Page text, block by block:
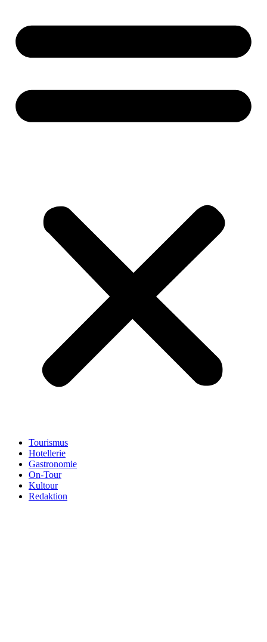
Tourismus
Hotellerie
Gastronomie
On-Tour
Kultour
Redaktion